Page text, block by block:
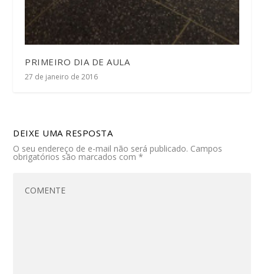
PRIMEIRO DIA DE AULA
27 de janeiro de 2016
DEIXE UMA RESPOSTA
O seu endereço de e-mail não será publicado. Campos
obrigatórios são marcados com*